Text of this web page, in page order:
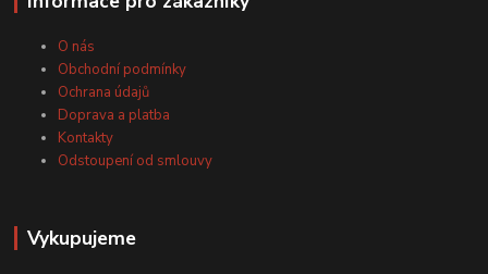
O nás
Obchodní podmínky
Ochrana údajů
Doprava a platba
Kontakty
Odstoupení od smlouvy
Vykupujeme